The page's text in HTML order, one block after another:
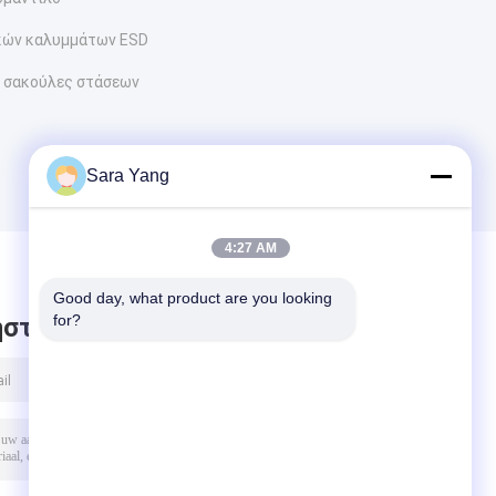
καλυμμάτων ESD
σακούλες στάσεων
μήνυμα
Sara Yang
4:27 AM
Good day, what product are you looking
for?